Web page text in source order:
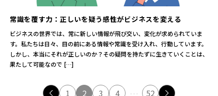
常識を覆す力：正しいを疑う感性がビジネスを変える
ビジネスの世界では、常に新しい情報が飛び交い、変化が求められていま
す。私たちは日々、目の前にある情報や常識を受け入れ、行動しています。
しかし、本当にそれが正しいのか？その疑問を持たずに生きていくことは、
果たして可能なので […]
< 1 2 3 4 52 >